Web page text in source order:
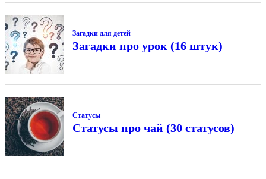
Загадки для детей
Загадки про урок (16 штук)
Статусы
Статусы про чай (30 статусов)